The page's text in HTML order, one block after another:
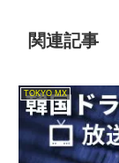
関連記事
TOKYO MX